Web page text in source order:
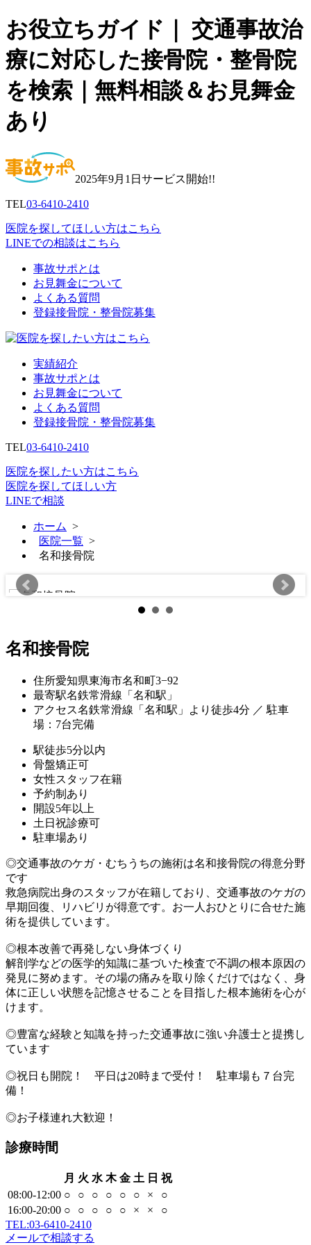
お役立ちガイド｜ 交通事故治
療に対応した接骨院・整骨院
を検索｜無料相談＆お見舞金
あり
2025年9月1日サービス開始!!
TEL03-6410-2410
医院を探してほしい方はこちら
LINEでの相談はこちら
事故サポとは
お見舞金について
よくある質問
登録接骨院・整骨院募集
実績紹介
事故サポとは
お見舞金について
よくある質問
登録接骨院・整骨院募集
TEL03-6410-2410
医院を探したい方はこちら
医院を探してほしい方
LINEで相談
ホーム >
医院一覧 >
名和接骨院
名和接骨院
住所愛知県東海市名和町3−92
最寄駅名鉄常滑線「名和駅」
アクセス名鉄常滑線「名和駅」より徒歩4分 ／ 駐車
場：7台完備
駅徒歩5分以内
骨盤矯正可
女性スタッフ在籍
予約制あり
開設5年以上
土日祝診療可
駐車場あり
◎交通事故のケガ・むちうちの施術は名和接骨院の得意分野
です
救急病院出身のスタッフが在籍しており、交通事故のケガの
早期回復、リハビリが得意です。お一人おひとりに合せた施
術を提供しています。
◎根本改善で再発しない身体づくり
解剖学などの医学的知識に基づいた検査で不調の根本原因の
発見に努めます。その場の痛みを取り除くだけではなく、身
体に正しい状態を記憶させることを目指した根本施術を心が
けます。
◎豊富な経験と知識を持った交通事故に強い弁護士と提携し
ています
◎祝日も開院！ 平日は20時まで受付！ 駐車場も７台完
備！
◎お子様連れ大歓迎！
診療時間
月 火 水 木 金 土 日 祝
08:00-12:00 ○ ○ ○ ○ ○ ○ ×
○
16:00-20:00 ○ ○ ○ ○ ○ × ×
○
TEL:03-6410-2410
メールで相談する